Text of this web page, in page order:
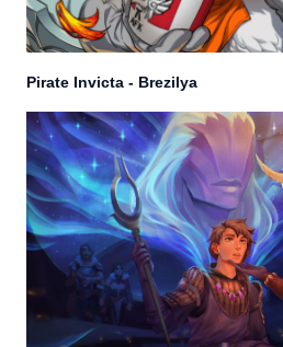
Pirate Invicta - Brezilya